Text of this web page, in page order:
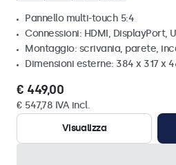
Pannello multi-touch 5:4
Connessioni: HDMI, DisplayPort,
Montaggio: scrivania, parete,
Dimensioni esterne: 384 x 317 x
€ 449,00
€ 547,78 IVA incl.
Visualizza